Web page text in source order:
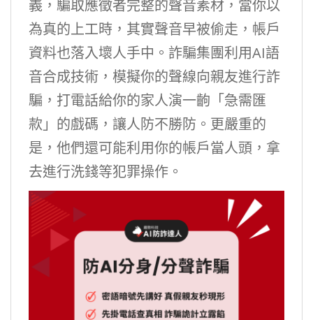
義，騙取應徵者完整的聲音素材，當你以
為真的上工時，其實聲音早被偷走，帳戶
資料也落入壞人手中。詐騙集團利用AI語
音合成技術，模擬你的聲線向親友進行詐
騙，打電話給你的家人演一齣「急需匯
款」的戲碼，讓人防不勝防。更嚴重的
是，他們還可能利用你的帳戶當人頭，拿
去進行洗錢等犯罪操作。